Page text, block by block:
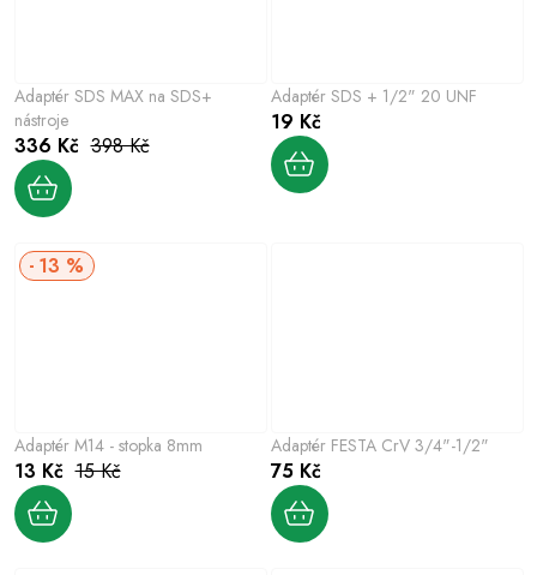
Adaptér SDS MAX na SDS+
nástroje
336 Kč 398 Kč
Adaptér SDS + 1/2" 20 UNF
19 Kč
Adaptér M14 - stopka 8mm
13 %
13 Kč 15 Kč
Adaptér FESTA CrV 3/4"-1/2"
75 Kč